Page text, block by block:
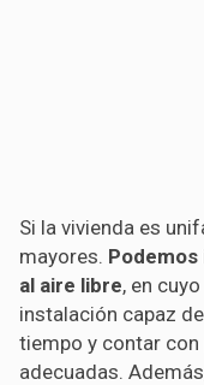
Si la vivienda es
mayores.
al aire libre, en
instalación capaz
tiempo y contar
adecuadas.